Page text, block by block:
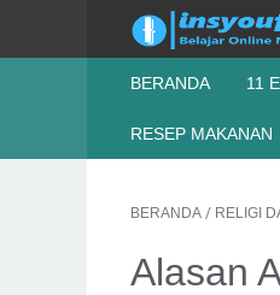
BERANDA 11
RESEP MAKANAN
BERANDA / RELIGI
Alasan